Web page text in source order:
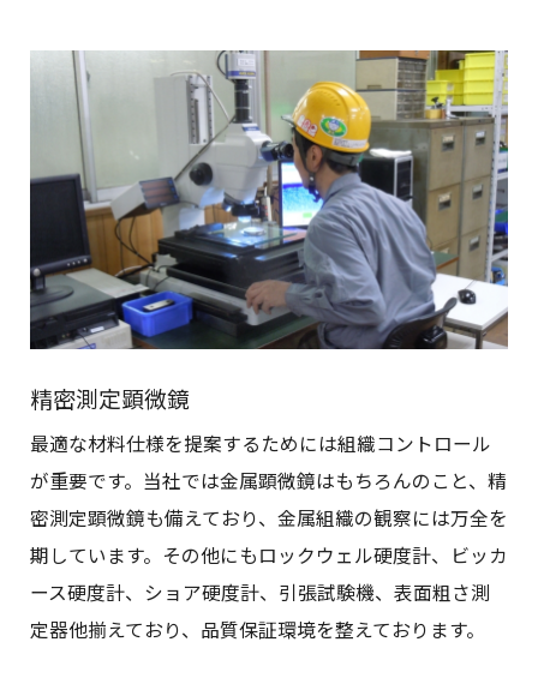
精密測定顕微鏡
最適な材料仕様を提案するためには組織コントロール
が重要です。当社では金属顕微鏡はもちろんのこと、精
密測定顕微鏡も備えており、金属組織の観察には万全を
期しています。その他にもロックウェル硬度計、ビッカ
ース硬度計、ショア硬度計、引張試験機、表面粗さ測
定器他揃えており、品質保証環境を整えております。